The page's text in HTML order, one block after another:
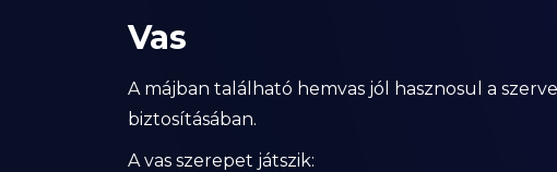
Vas
A májban található hemvas jól hasznosul a
biztosításában.
A vas szerepet játszik: